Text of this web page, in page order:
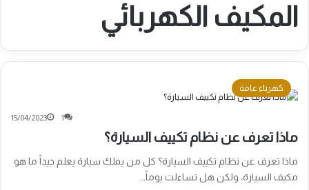
المكيف الكهربائي
كهرباء عامة
15/04/2023 1
ماذا تعرف عن نظام تكييف السيارة؟
ماذا تعرف عن نظام تكييف السيارة؟ كل من يملك سيارة يعلم جيداً ما هو
مكيف السيارة، ولكن هل تساءلت يوماً…